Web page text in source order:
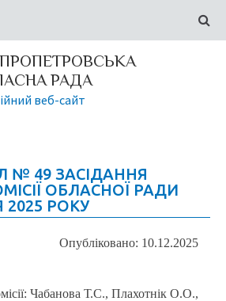
РАДА
веб-сайт
№ 49 ЗАСІДАННЯ
ОБЛАСНОЇ РАДИ
2025 РОКУ
Опубліковано: 10.12.2025
Чабанова Т.С., Плахотнік О.О.,